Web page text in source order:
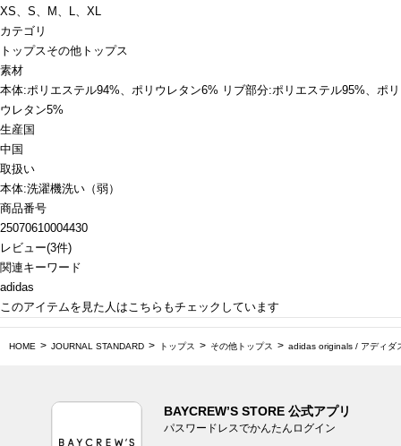
XS、S、M、L、XL
カテゴリ
トップスその他トップス
素材
本体:ポリエステル94%、ポリウレタン6% リブ部分:ポリエステル95%、ポリ
ウレタン5%
生産国
中国
取扱い
本体:洗濯機洗い（弱）
商品番号
25070610004430
レビュー(3件)
関連キーワード
adidas
このアイテムを見た人はこちらもチェックしています
HOME JOURNAL STANDARD トップス その他トップス adidas originals / アディダ
BAYCREW’S STORE 公式アプリ
パスワードレスでかんたんログイン